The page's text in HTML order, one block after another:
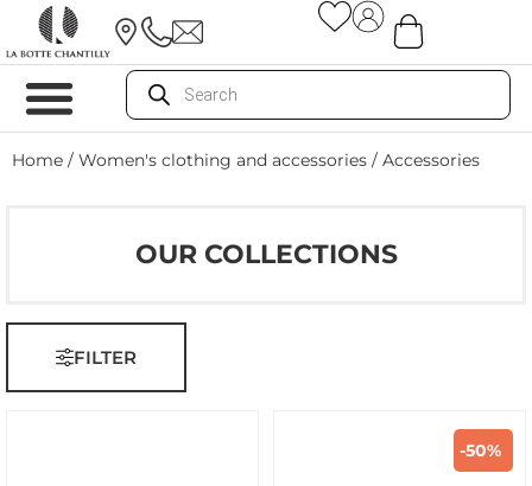
Home / Women's clothing and accessories / Accessories
OUR COLLECTIONS
FILTER
-50%